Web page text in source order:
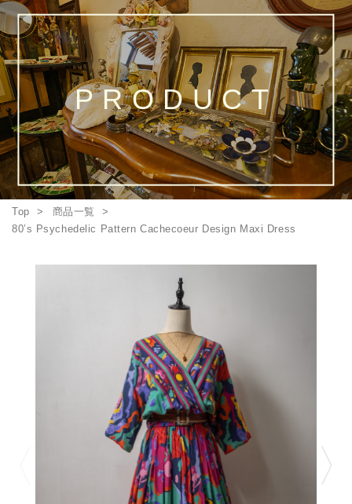
PRODUCT
Top
商品一覧
80’s Psychedelic Pattern Cachecoeur Design Maxi Dress